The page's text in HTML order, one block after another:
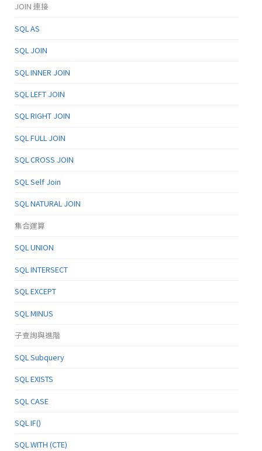
JOIN 連接
SQL AS
SQL JOIN
SQL INNER JOIN
SQL LEFT JOIN
SQL RIGHT JOIN
SQL FULL JOIN
SQL CROSS JOIN
SQL Self Join
SQL NATURAL JOIN
集合運算
SQL UNION
SQL INTERSECT
SQL EXCEPT
SQL MINUS
子查詢與進階
SQL Subquery
SQL EXISTS
SQL CASE
SQL IF()
SQL WITH (CTE)